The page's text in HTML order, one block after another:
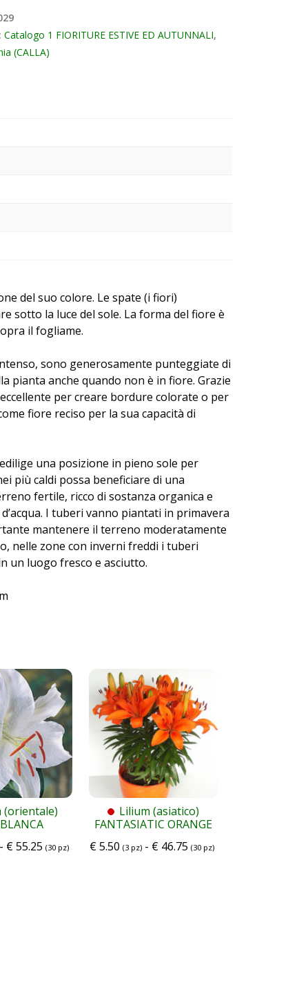
Catalogo 1 FIORITURE ESTIVE ED AUTUNNALI,
(CALLA)
del suo colore. Le spate (i fiori)
sotto la luce del sole. La forma del fiore è
il fogliame.
sono generosamente punteggiate di
pianta anche quando non è in fiore. Grazie
per creare bordure colorate o per
fiore reciso per la sua capacità di
una posizione in pieno sole per
più caldi possa beneficiare di una
fertile, ricco di sostanza organica e
I tuberi vanno piantati in primavera
mantenere il terreno moderatamente
nelle zone con inverni freddi i tuberi
un luogo fresco e asciutto.
(orientale)
€55.25 (30 pz)
Lilium (asiatico)
FANTASIATIC ORANGE
€5.50 (3 pz)- €46.75 (30 pz)